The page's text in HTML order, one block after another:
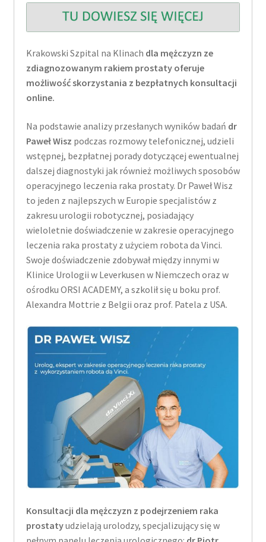
Krakowski Szpital na Klinach dla mężczyzn ze
zdiagnozowanym rakiem prostaty oferuje
możliwość skorzystania z bezpłatnych konsultacji
online.
Na podstawie analizy przesłanych wyników badań dr
Paweł Wisz podczas rozmowy telefonicznej, udzieli
wstępnej, bezpłatnej porady dotyczącej ewentualnej
dalszej diagnostyki jak również możliwych sposobów
operacyjnego leczenia raka prostaty. Dr Paweł Wisz
to jeden z najlepszych w Europie specjalistów z
zakresu urologii robotycznej, posiadający
wieloletnie doświadczenie w zakresie operacyjnego
leczenia raka prostaty z użyciem robota da Vinci.
Swoje doświadczenie zdobywał między innymi w
Klinice Urologii w Leverkusen w Niemczech oraz w
ośrodku ORSI ACADEMY, a szkolił się u boku prof.
Alexandra Mottrie z Belgii oraz prof. Patela z USA.
Konsultacji dla mężczyzn z podejrzeniem raka
prostatyudzielają urolodzy, specjalizujący się w